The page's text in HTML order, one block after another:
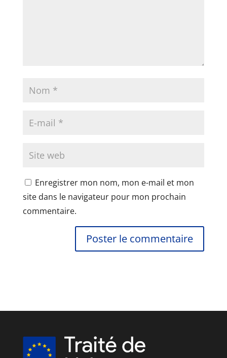
Enregistrer mon nom, mon e-mail et mon
site dans le navigateur pour mon prochain
commentaire.